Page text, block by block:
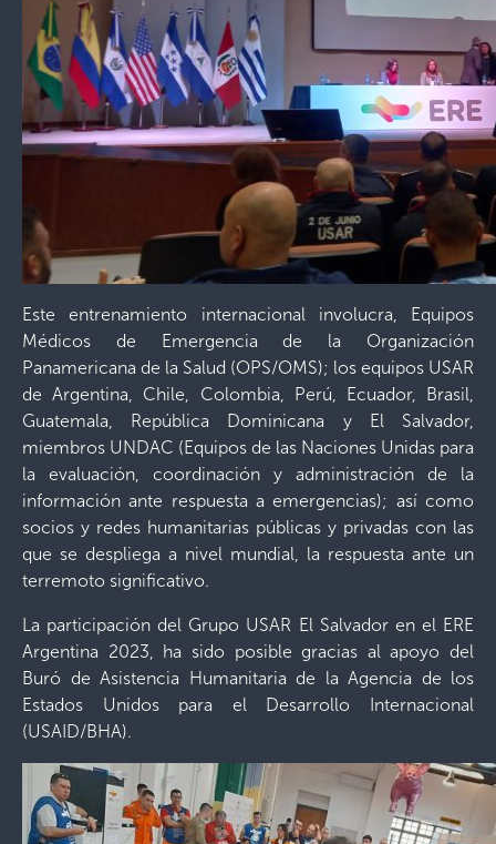
Este entrenamiento internacional involucra, Equipos
Médicos de Emergencia de la Organización
Panamericana de la Salud (OPS/OMS); los equipos USAR
de Argentina, Chile, Colombia, Perú, Ecuador, Brasil,
Guatemala, República Dominicana y El Salvador,
miembros UNDAC (Equipos de las Naciones Unidas para
la evaluación, coordinación y administración de la
información ante respuesta a emergencias); así como
socios y redes humanitarias públicas y privadas con las
que se despliega a nivel mundial, la respuesta ante un
terremoto significativo.
La participación del Grupo USAR El Salvador en el ERE
Argentina 2023, ha sido posible gracias al apoyo del
Buró de Asistencia Humanitaria de la Agencia de los
Estados Unidos para el Desarrollo Internacional
(USAID/BHA).